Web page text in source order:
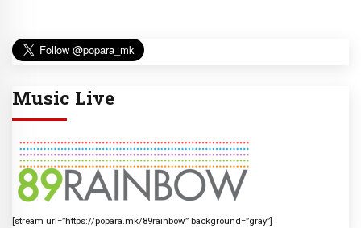
Music Live
[stream url=”https://popara.mk/89rainbow” background=”gray”]